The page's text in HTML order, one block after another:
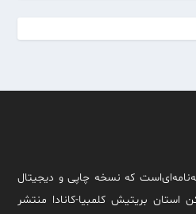
که نسخه چاپی و دیجیتال
استان بریتیش کلمبیا-کانادا منتشر